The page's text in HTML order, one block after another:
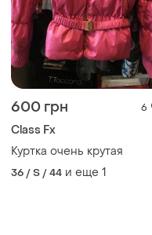
600 грн 6
Class Fx
Куртка очень крутая
36 / S / 44 и еще 1